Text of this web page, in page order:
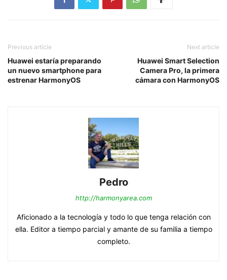
Previous article
Huawei estaría preparando
un nuevo smartphone para
estrenar HarmonyOS
Next article
Huawei Smart Selection
Camera Pro, la primera
cámara con HarmonyOS
Pedro
http://harmonyarea.com
Aficionado a la tecnología y todo lo que tenga relación con
ella. Editor a tiempo parcial y amante de su familia a tiempo
completo.